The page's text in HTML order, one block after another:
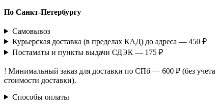
По Санкт-Петербургу
Самовывоз
Курьерская доставка (в пределах КАД) до адреса — 450 ₽
Постаматы и пункты выдачи СДЭК — 175 ₽
! Минимальный заказ для доставки по СПб — 600 ₽ (без учета
стоимости доставки).
Способы оплаты